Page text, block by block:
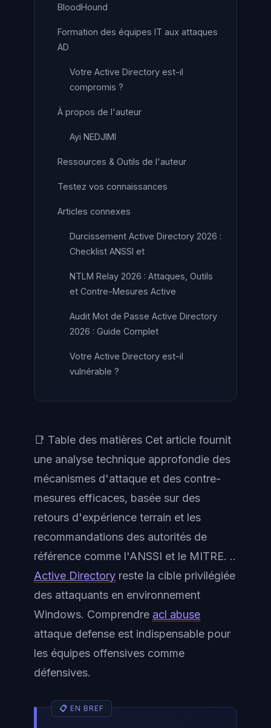
BloodHound
Formation des équipes IT aux attaques
AD
Votre Active Directory est-il
compromis ?
À propos de l'auteur
Ayi NEDJIMI
Ressources & Outils de l'auteur
Testez vos connaissances
Articles connexes
Durcissement Active Directory 2026 :
Checklist ANSSI et
NTLM Relay 2026 : Attaques, Outils
et Contre-Mesures Active
Audit Mot de Passe Active Directory
2026 : Guide Complet
Votre Active Directory est-il
vulnérable ?
📑 Table des matières Cet article fournit
une analyse technique approfondie des
mécanismes d'attaque et des contre-
mesures efficaces, basée sur des
retours d'expérience terrain et les
recommandations des autorités de
référence comme l'ANSSI et le MITRE. ..
Active Directory reste la cible privilégiée
des attaquants en environnement
Windows. Comprendre acl abuse
attaque defense est indispensable pour
les équipes offensives comme
défensives.